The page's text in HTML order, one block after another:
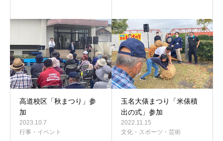
高道校区「秋まつり」参
加
2023.10.7
行事・イベント
玉名大俵まつり「米俵積
出の式」参加
2022.11.15
文化・スポーツ・芸術